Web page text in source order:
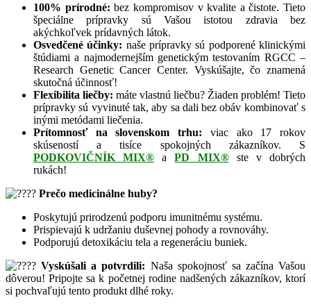
100% prírodné: bez kompromisov v kvalite a čistote. Tieto
špeciálne prípravky sú Vašou istotou zdravia bez
akýchkoľvek prídavných látok.
Osvedčené účinky: naše prípravky sú podporené klinickými
štúdiami a najmodernejším genetickým testovaním RGCC –
Research Genetic Cancer Center. Vyskúšajte, čo znamená
skutočná účinnosť!
Flexibilita liečby: máte vlastnú liečbu? Žiaden problém! Tieto
prípravky sú vyvinuté tak, aby sa dali bez obáv kombinovať s
inými metódami liečenia.
Prítomnosť na slovenskom trhu: viac ako 17 rokov
skúseností a tisíce spokojných zákazníkov. S
PODKOVIČNÍK MIX® aPD MIX®ste v dobrých
rukách!
Prečo medicinálne huby?
Poskytujú prirodzenú podporu imunitnému systému.
Prispievajú k udržaniu duševnej pohody a rovnováhy.
Podporujú detoxikáciu tela a regeneráciu buniek.
Vyskúšali a potvrdili: Naša spokojnosť sa začína Vašou
dôverou! Pripojte sa k početnej rodine nadšených zákazníkov, ktorí
si pochvaľujú tento produkt dlhé roky.